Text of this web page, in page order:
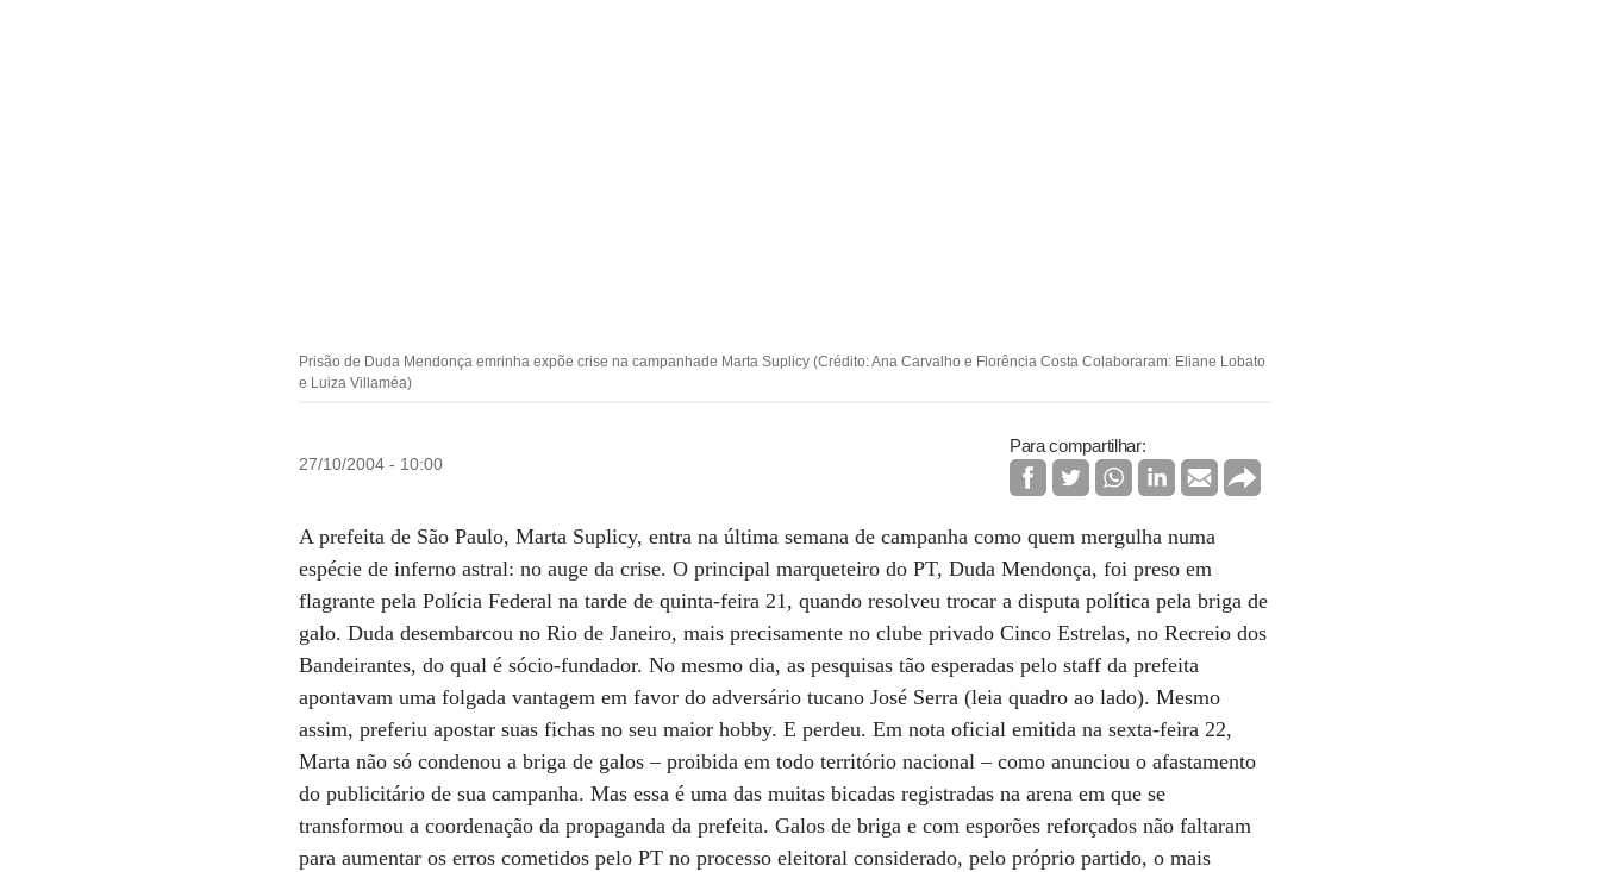
Prisão de Duda Mendonça emrinha expõe crise na campanhade Marta Suplicy (Crédito: Ana Carvalho e Florência Costa Colaboraram: Eliane Lobato
e Luiza Villaméa)
27/10/2004 - 10:00
Para compartilhar:
A prefeita de São Paulo, Marta Suplicy, entra na última semana de campanha como quem mergulha numa
espécie de inferno astral: no auge da crise. O principal marqueteiro do PT, Duda Mendonça, foi preso em
flagrante pela Polícia Federal na tarde de quinta-feira 21, quando resolveu trocar a disputa política pela briga de
galo. Duda desembarcou no Rio de Janeiro, mais precisamente no clube privado Cinco Estrelas, no Recreio dos
Bandeirantes, do qual é sócio-fundador. No mesmo dia, as pesquisas tão esperadas pelo staff da prefeita
apontavam uma folgada vantagem em favor do adversário tucano José Serra (leia quadro ao lado). Mesmo
assim, preferiu apostar suas fichas no seu maior hobby. E perdeu. Em nota oficial emitida na sexta-feira 22,
Marta não só condenou a briga de galos – proibida em todo território nacional – como anunciou o afastamento
do publicitário de sua campanha. Mas essa é uma das muitas bicadas registradas na arena em que se
transformou a coordenação da propaganda da prefeita. Galos de briga e com esporões reforçados não faltaram
para aumentar os erros cometidos pelo PT no processo eleitoral considerado, pelo próprio partido, o mais